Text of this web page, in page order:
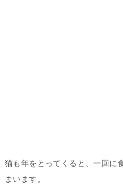
猫も年をとってくると、一回に
まいます。